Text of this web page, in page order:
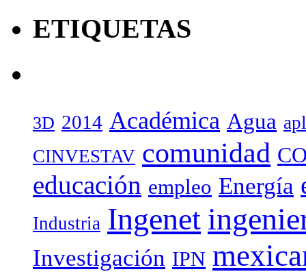
ETIQUETAS
3D 2014 Académica Agua
CINVESTAV comunidad
educación empleo Energía
Industria Ingenet
Investigación IPN